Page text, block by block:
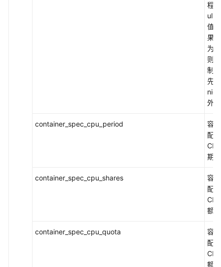
程
值
果
为-
则
制
先
外
container_spec_cpu_period
容
配的
期
container_spec_cpu_shares
容
配的
额
container_spec_cpu_quota
容
配的
额